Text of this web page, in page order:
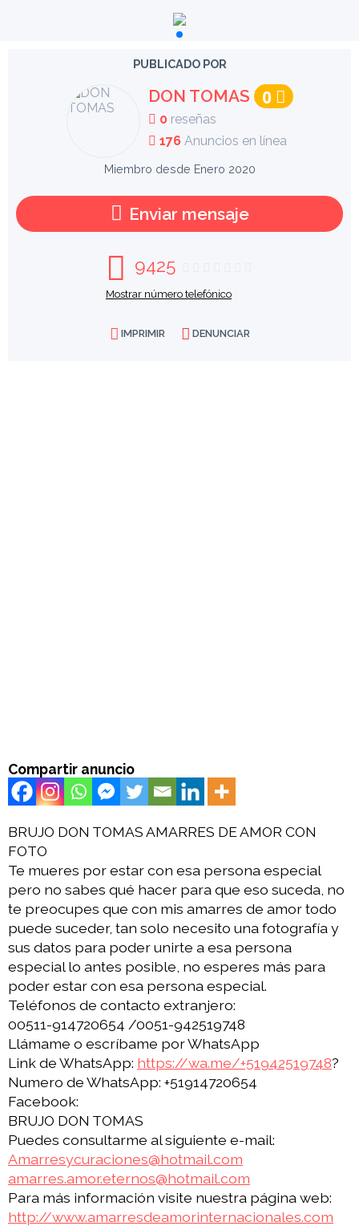
PUBLICADO POR
DON TOMAS 0
0reseñas
176Anuncios en línea
Miembro desde Enero 2020
Enviar mensaje
9425
Mostrar número telefónico
IMPRIMIR DENUNCIAR
Compartir anuncio
BRUJO DON TOMAS AMARRES DE AMOR CON
FOTO
Te mueres por estar con esa persona especial
pero no sabes qué hacer para que eso suceda, no
te preocupes que con mis amarres de amor todo
puede suceder, tan solo necesito una fotografía y
sus datos para poder unirte a esa persona
especial lo antes posible, no esperes más para
poder estar con esa persona especial.
Teléfonos de contacto extranjero:
00511-914720654 /0051-942519748
Llámame o escríbame por WhatsApp
Link de WhatsApp: https://wa.me/+51942519748?
Numero de WhatsApp: +51914720654
Facebook:
BRUJO DON TOMAS
Puedes consultarme al siguiente e-mail:
Amarresycuraciones@hotmail.com
amarres.amor.eternos@hotmail.com
Para más información visite nuestra página web:
http://www.amarresdeamorinternacionales.com